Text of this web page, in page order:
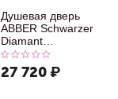
Душевая дверь
ABBER Schwarzer
Diamant
AG30100B
27 720 ₽